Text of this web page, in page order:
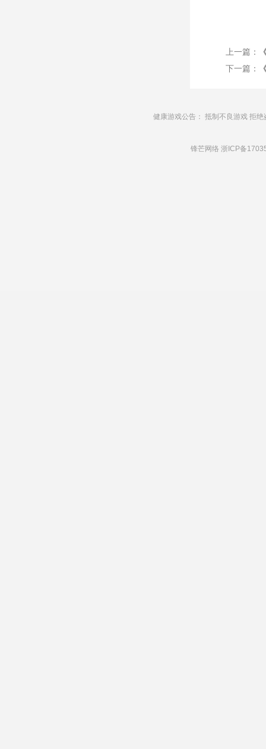
上一篇：
下一篇：
健康游戏公告： 抵制不良游戏 拒
锋芒网络 浙ICP备